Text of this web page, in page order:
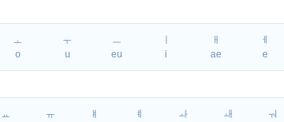
ㅗ
o
ㅜ
u
ㅡ
eu
i
ㅐ
ae
ㅔ
e
ㅛ
ㅠ
ㅒ
ㅖ
ㅘ
ㅙ
ㅝ